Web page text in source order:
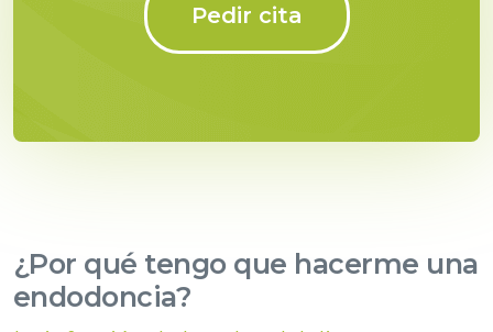
Pedir cita
¿Por qué tengo que hacerme una
endodoncia?